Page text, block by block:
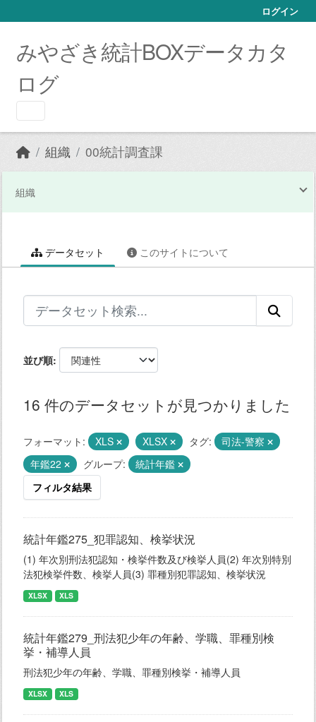
ログイン
みやざき統計BOXデータカタ
ログ
組織 00統計調査課
組織
データセット このサイトについて
並び順
16 件のデータセットが見つかりました
フォーマット: XLS XLSX タグ:
司法-警察
年鑑22
グループ:
統計年鑑
フィルタ結果
統計年鑑275_犯罪認知、検挙状況
(1) 年次別刑法犯認知・検挙件数及び検挙人員(2) 年次別特別
法犯検挙件数、検挙人員(3) 罪種別犯罪認知、検挙状況
XLSX XLS
統計年鑑279_刑法犯少年の年齢、学職、罪種別検
挙・補導人員
刑法犯少年の年齢、学職、罪種別検挙・補導人員
XLSX XLS